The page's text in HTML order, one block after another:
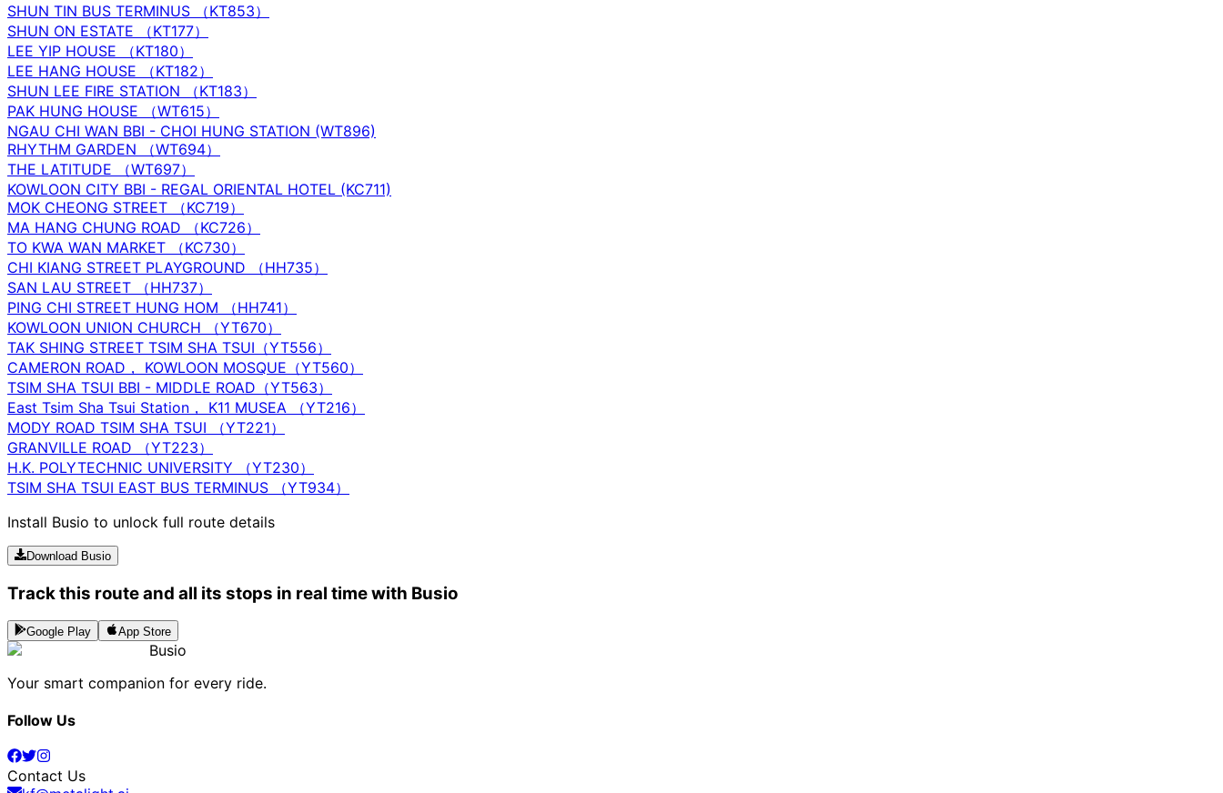
SHUN TIN BUS TERMINUS （KT853）
SHUN ON ESTATE （KT177）
LEE YIP HOUSE （KT180）
LEE HANG HOUSE （KT182）
SHUN LEE FIRE STATION （KT183）
PAK HUNG HOUSE （WT615）
NGAU CHI WAN BBI - CHOI HUNG STATION (WT896)
RHYTHM GARDEN （WT694）
THE LATITUDE （WT697）
KOWLOON CITY BBI - REGAL ORIENTAL HOTEL (KC711)
MOK CHEONG STREET （KC719）
MA HANG CHUNG ROAD （KC726）
TO KWA WAN MARKET （KC730）
CHI KIANG STREET PLAYGROUND （HH735）
SAN LAU STREET （HH737）
PING CHI STREET HUNG HOM （HH741）
KOWLOON UNION CHURCH （YT670）
TAK SHING STREET TSIM SHA TSUI（YT556）
CAMERON ROAD， KOWLOON MOSQUE（YT560）
TSIM SHA TSUI BBI - MIDDLE ROAD（YT563）
East Tsim Sha Tsui Station， K11 MUSEA （YT216）
MODY ROAD TSIM SHA TSUI （YT221）
GRANVILLE ROAD （YT223）
H.K. POLYTECHNIC UNIVERSITY （YT230）
TSIM SHA TSUI EAST BUS TERMINUS （YT934）
Install Busio to unlock full route details
Download Busio
Track this route and all its stops in real time with Busio
Google Play App Store
Busio
Your smart companion for every ride.
Follow Us
Contact Us